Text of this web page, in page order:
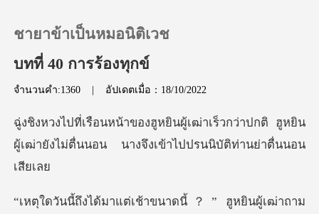
เติมเงิน
ชายาข้าเป็นหมอนิติเวช
บทที่ 40 การร้องทุกข์
จำนวนคำ:1360 | อัปเดตเมื่อ：18/10/2022
เร็วกว่าปกติ ฮูหยิน
ผู้เฒ่ายังไม่ตื่นนอน
ต่เช้าขนาดนี้？” ฮูหยิน